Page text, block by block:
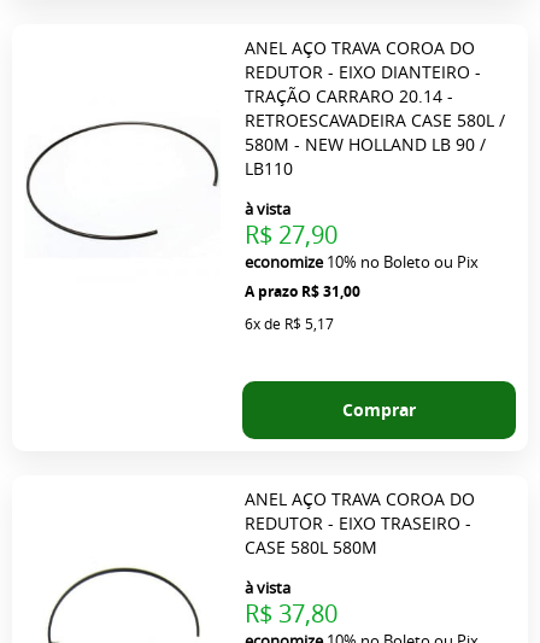
ANEL AÇO TRAVA COROA DO
REDUTOR - EIXO DIANTEIRO -
TRAÇÃO CARRARO 20.14 -
RETROESCAVADEIRA CASE 580L /
580M - NEW HOLLAND LB 90 /
LB110
R$ 31,00
à vista
R$ 27,90
economize10% no Boleto ou Pix
6xde R$ 5,17
Comprar
ANEL AÇO TRAVA COROA DO
REDUTOR - EIXO TRASEIRO -
CASE 580L 580M
à vista
R$ 37,80